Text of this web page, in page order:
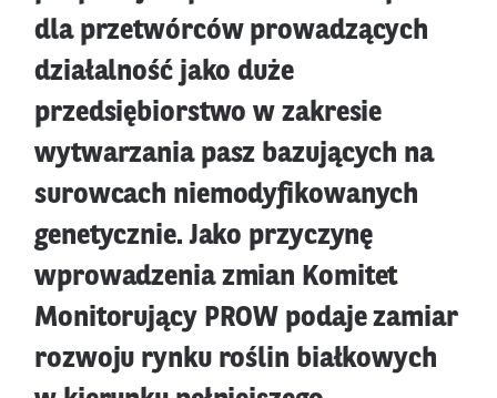
dla przetwórców prowadzących
działalność jako duże
przedsiębiorstwo w zakresie
wytwarzania pasz bazujących na
surowcach niemodyfikowanych
genetycznie. Jako przyczynę
wprowadzenia zmian Komitet
Monitorujący PROW podaje zamiar
rozwoju rynku roślin białkowych